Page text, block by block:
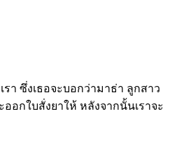
า ซึ่งเธอจะบอกว่ามาธ่า ลูกสาว
อกใบสั่งยาให้ หลังจากนั้นเราจะ